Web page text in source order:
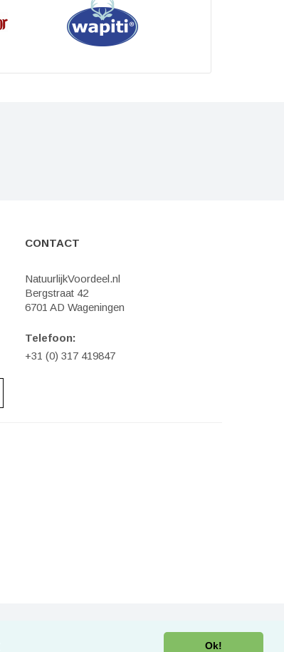
Ok!
CONTACT
NatuurlijkVoordeel.nl
Bergstraat 42
6701 AD Wageningen
Telefoon:
+31 (0) 317 419847